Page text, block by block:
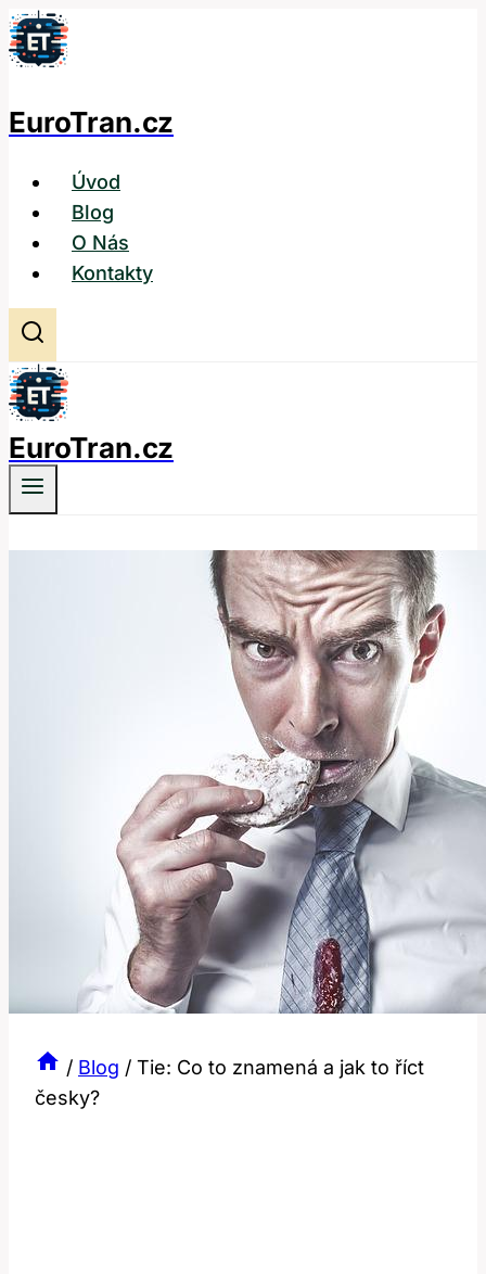
Přeskočit
na
EuroTran.cz
Úvod
Blog
O Nás
Kontakty
EuroTran.cz
/ Blog / Tie: Co to znamená a jak to říct
česky?